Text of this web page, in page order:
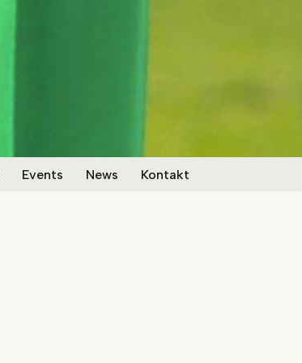
Events News Kontakt